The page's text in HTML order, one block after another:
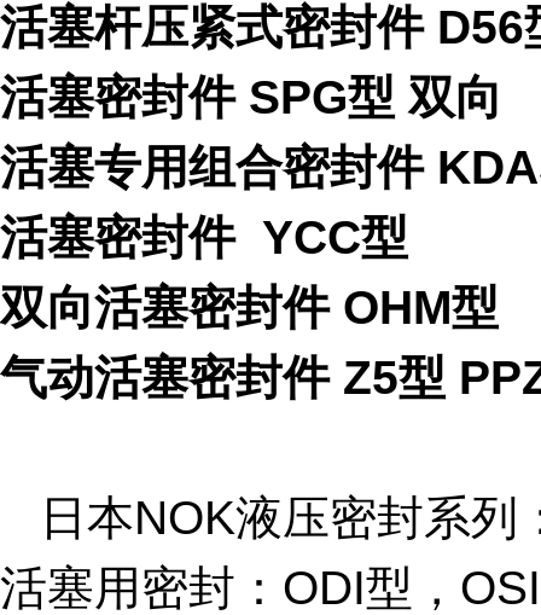
活塞杆压紧式密封件 D56
活塞密封件 SPG型 双向
活塞专用组合密封件
活塞密封件 YCC型
双向活塞密封件 OHM型
气动活塞密封件 Z5型
日本NOK液压密封系列
活塞用密封：ODI型，